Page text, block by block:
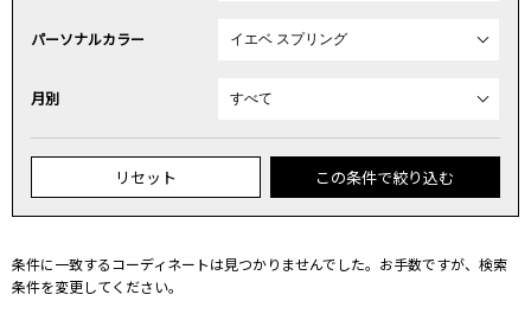
パーソナルカラー
月別
リセット この条件で絞り込む
条件に一致するコーディネートは見つかりませんでした。お手数ですが、検索
条件を変更してください。